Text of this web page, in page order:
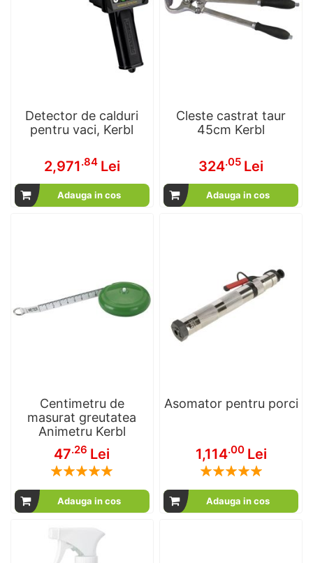
Detector de calduri
pentru vaci, Kerbl
2,971.84 Lei
Adauga in cos
Cleste castrat taur
45cm Kerbl
324.05 Lei
Adauga in cos
Centimetru de
masurat greutatea
Animetru Kerbl
47.26 Lei
Rating:
Adauga in cos
Asomator pentru porci
1,114.00 Lei
Rating:
Adauga in cos